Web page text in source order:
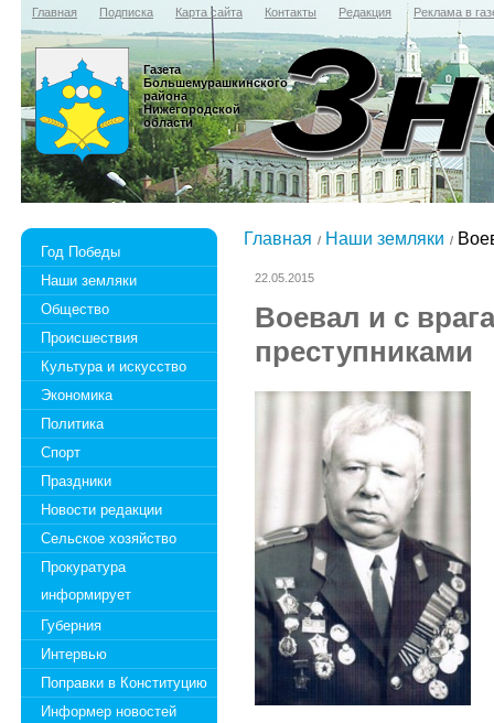
Главная Подписка Карта сайта Контакты Редакция Реклама в
Газета
Большемурашкинского
района
Нижегородской
области
Год Победы
Наши земляки
Общество
Происшествия
Культура и искусство
Экономика
Политика
Спорт
Праздники
Новости редакции
Сельское хозяйство
Прокуратура
информирует
Губерния
Интервью
Поправки в Конституцию
Информер новостей
Главная Наши земляки
22.05.2015
Воевал и с
преступниками